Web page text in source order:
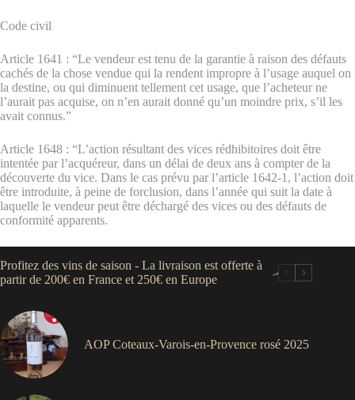
Code civil
Article 1641 : “Le vendeur est tenu de la garantie à raison des défauts
cachés de la chose vendue qui la rendent impropre à l’usage auquel on
la destine, ou qui diminuent tellement cet usage, que l’acheteur ne
l’aurait pas acquise, on n’en aurait donné qu’un moindre prix, s’il les
avait connus.”
Article 1648 : “L’action résultant des vices rédhibitoires doit être
intentée par l’acquéreur, dans un délai de deux ans à compter de la
découverte du vice. Dans le cas prévu par l’article 1642-1, l’action doit
être introduite, à peine de forclusion, dans l’année qui suit la date à
laquelle le vendeur peut être déchargé des vices ou des défauts de
conformité apparents.
Profitez des vins de saison - La livraison est offerte à
partir de 200€ en France et 250€ en Europe
AOP Coteaux-Varois-en-Provence rosé 2025